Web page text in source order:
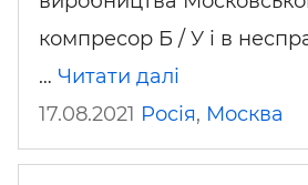
компресор Б / У і в
… Читати далі
17.08.2021 Росія, Москва